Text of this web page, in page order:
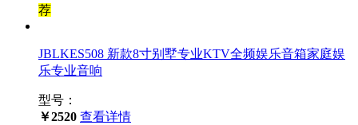
荐
JBLKES508 新款8寸别墅专业KTV全频娱乐音箱家庭娱
乐专业音响
型号：
￥2520 查看详情